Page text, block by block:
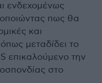
ενδεχομένως
πως θα
και
μεταδίδει το
επικαλούμενο την
στο